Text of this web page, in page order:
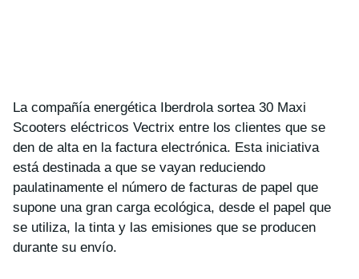
La compañía energética Iberdrola sortea 30 Maxi
Scooters eléctricos Vectrix entre los clientes que se
den de alta en la factura electrónica. Esta iniciativa
está destinada a que se vayan reduciendo
paulatinamente el número de facturas de papel que
supone una gran carga ecológica, desde el papel que
se utiliza, la tinta y las emisiones que se producen
durante su envío.